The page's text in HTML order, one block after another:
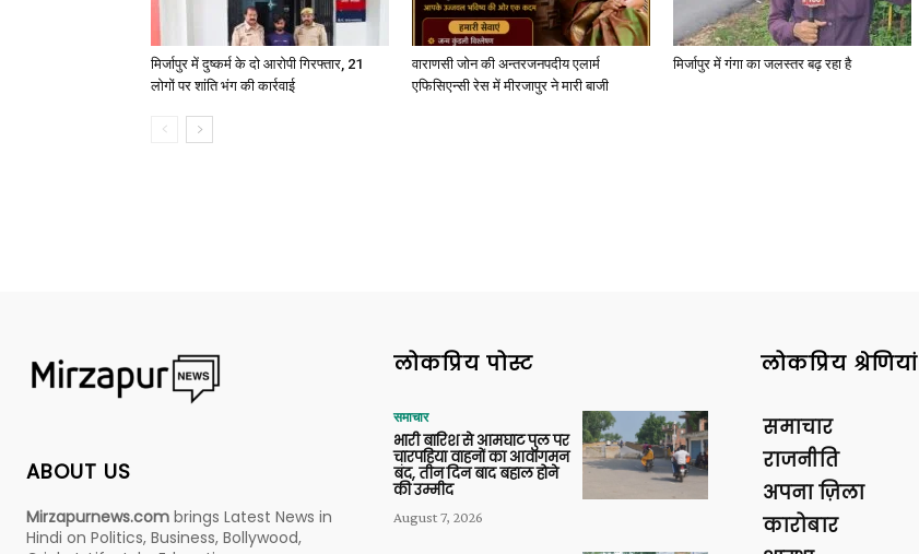
Hindi
Paper
मिर्जापुर में दुष्कर्म के दो आरोपी गिरफ्तार, 21
लोगों पर शांति भंग की कार्रवाई
वाराणसी जोन की अन्तरजनपदीय एलार्म
एफिसिएन्सी रेस में मीरजापुर ने मारी बाजी
मिर्जापुर में गंगा का जलस्तर बढ़ रहा है
ABOUT US
Mirzapurnews.com brings Latest News in
Hindi on Politics, Business, Bollywood,
लोकप्रिय पोस्ट
समाचार
भारी बारिश से आमघाट पुल पर
चारपहिया वाहनों का आवागमन
बंद, तीन दिन बाद बहाल होने
की उम्मीद
August 7, 2026
लोकप्रिय श्रेणियां
समाचार
राजनीति
अपना ज़िला
कारोबार